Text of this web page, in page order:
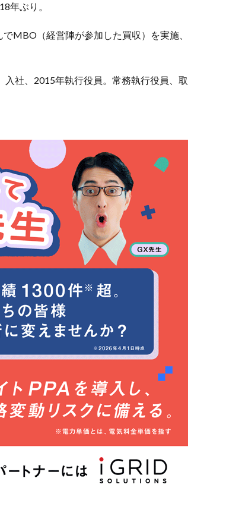
年ぶり。
MBO（経営陣が参加した買収）を実施、
社、2015年執行役員。常務執行役員、取